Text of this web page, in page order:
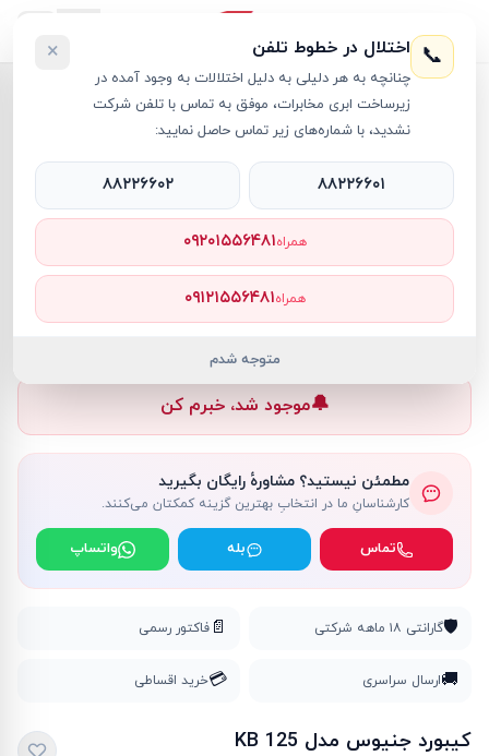
کیبورد کیبورد جنیوس مدل KB 125
کیبورد RT16209
ناموجود
🔔موجود شد، خبرم کن
مطمئن نیستید؟ مشاورهٔ رایگان بگیرید
کارشناسانِ ما در انتخابِ بهترین گزینه کمکتان می‌کنند.
تماس بله واتساپ
🛡️گارانتی ۱۸ ماهه شرکتی 📄 فاکتور رسمی
🚚ارسال سراسری 💳خرید اقساطی
کیبورد جنیوس مدل KB 125
📞 اختلال در خطوط تلفن
چنانچه به هر دلیلی به دلیل اختلالات به وجود آمده در
زیرساخت ابری مخابرات، موفق به تماس با تلفن شرکت
نشدید، با شماره‌های زیر تماس حاصل نمایید:
×
۸۸۲۲۶۶۰۱ ۸۸۲۲۶۶۰۲
همراه۰۹۲۰۱۵۵۶۴۸۱
همراه۰۹۱۲۱۵۵۶۴۸۱
متوجه شدم